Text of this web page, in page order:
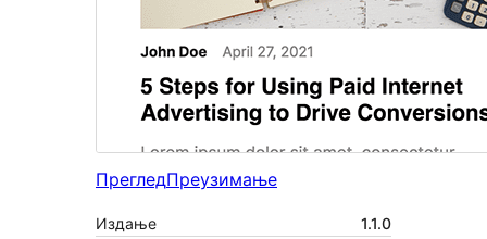
ПрегледПреузимање
Издање
1.1.0